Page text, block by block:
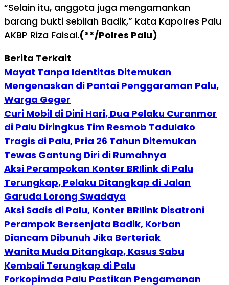
“Selain itu, anggota juga mengamankan
barang bukti sebilah Badik,” kata Kapolres Palu
AKBP Riza Faisal.(**/Polres Palu)
Berita Terkait
Mayat Tanpa Identitas Ditemukan
Mengenaskan di Pantai Penggaraman Palu,
Warga Geger
Curi Mobil di Dini Hari, Dua Pelaku Curanmor
di Palu Diringkus Tim Resmob Tadulako
Tragis di Palu, Pria 26 Tahun Ditemukan
Tewas Gantung Diri di Rumahnya
Aksi Perampokan Konter BRIlink di Palu
Terungkap, Pelaku Ditangkap di Jalan
Garuda Lorong Swadaya
Aksi Sadis di Palu, Konter BRIlink Disatroni
Perampok Bersenjata Badik, Korban
Diancam Dibunuh Jika Berteriak
Wanita Muda Ditangkap, Kasus Sabu
Kembali Terungkap di Palu
Forkopimda Palu Pastikan Pengamanan